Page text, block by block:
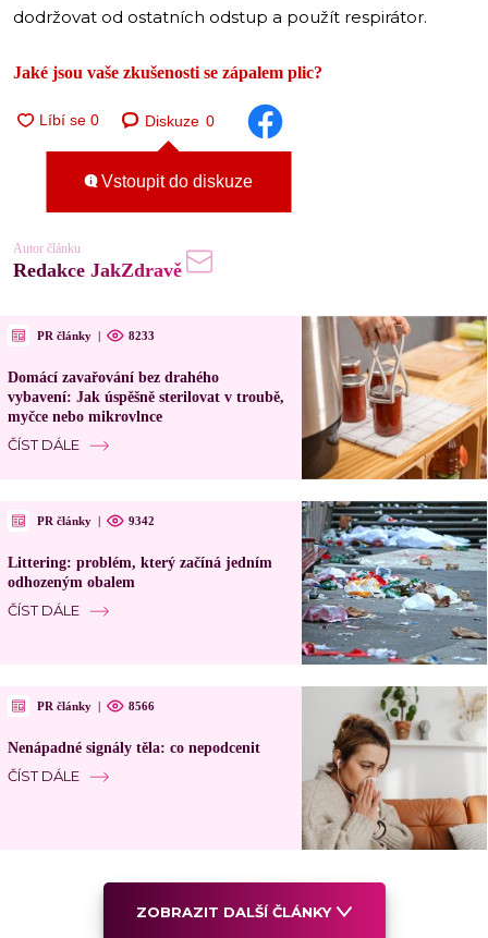
dodržovat od ostatních odstup a použít respirátor.
Jaké jsou vaše zkušenosti se zápalem plic?
Diskuze 0
Vstoupit do diskuze
Autor článku
Redakce JakZdravě
PR články | 8233
Domácí zavařování bez drahého
vybavení: Jak úspěšně sterilovat v troubě,
myčce nebo mikrovlnce
ČÍST DÁLE
PR články | 9342
Littering: problém, který začíná jedním
odhozeným obalem
ČÍST DÁLE
PR články | 8566
Nenápadné signály těla: co nepodcenit
ČÍST DÁLE
ZOBRAZIT DALŠÍ ČLÁNKY